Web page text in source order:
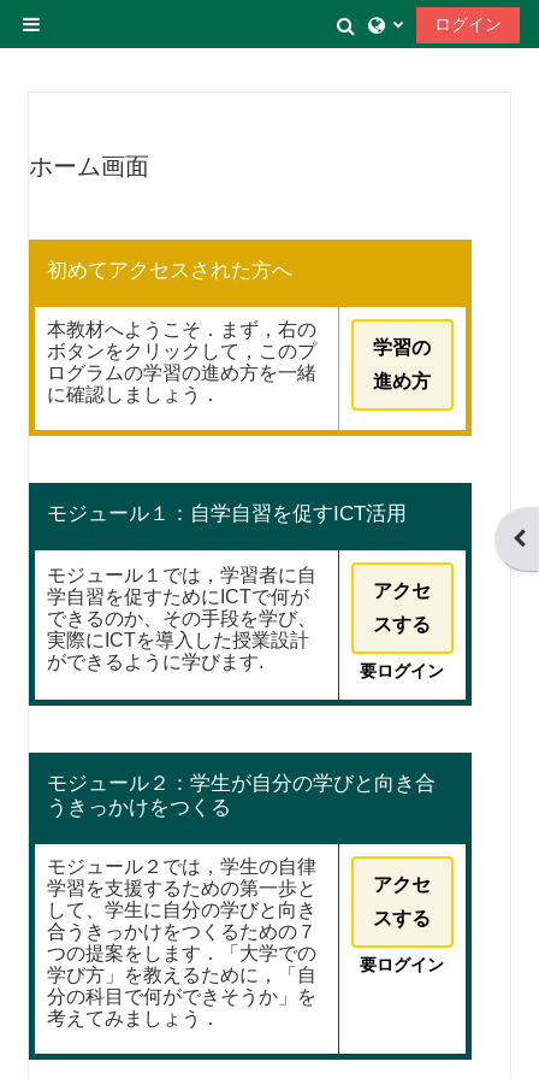
サイドパネル
検索入力に切り替
ログイン
ブ
ホーム画面
初めてアクセスされた方へ
本教材へようこそ．まず，右の
ボタンをクリックして，このプ
ログラムの学習の進め方を一緒
に確認しましょう．
学習の
進め方
モジュール１：自学自習を促すICT活用
モジュール１では，学習者に自
学自習を促すためにICTで何が
できるのか、その手段を学び、
実際にICTを導入した授業設計
ができるように学びます.
アクセ
スする
要ログイン
モジュール２：学生が自分の学びと向き合
うきっかけをつくる
モジュール２では，学生の自律
学習を支援するための第一歩と
して、学生に自分の学びと向き
合うきっかけをつくるための７
つの提案をします．「大学での
学び方」を教えるために，「自
分の科目で何ができそうか」を
考えてみましょう．
アクセ
スする
要ログイン